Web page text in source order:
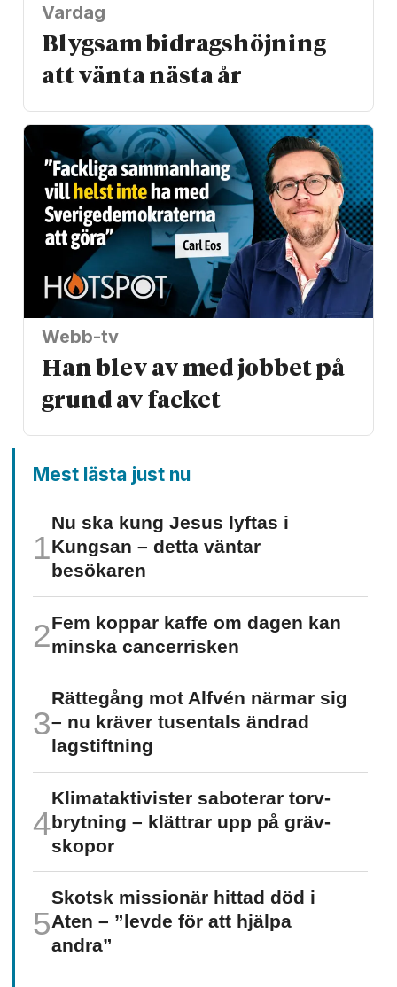
Vardag
Blygsam bidrags­höjning
att vänta nästa år
Webb-tv
Han blev av med jobbet på
grund av facket
Mest lästa just nu
Nu ska kung Jesus lyftas i
Kungsan – detta väntar
besökaren
Fem koppar kaffe om dagen kan
minska cancer­risken
Rättegång mot Alfvén närmar sig
– nu kräver tusentals ändrad
lagstiftning
Klimat­aktivister saboterar torv­
brytning – klättrar upp på gräv­
skopor
Skotsk missionär hittad död i
Aten – ”levde för att hjälpa
andra”